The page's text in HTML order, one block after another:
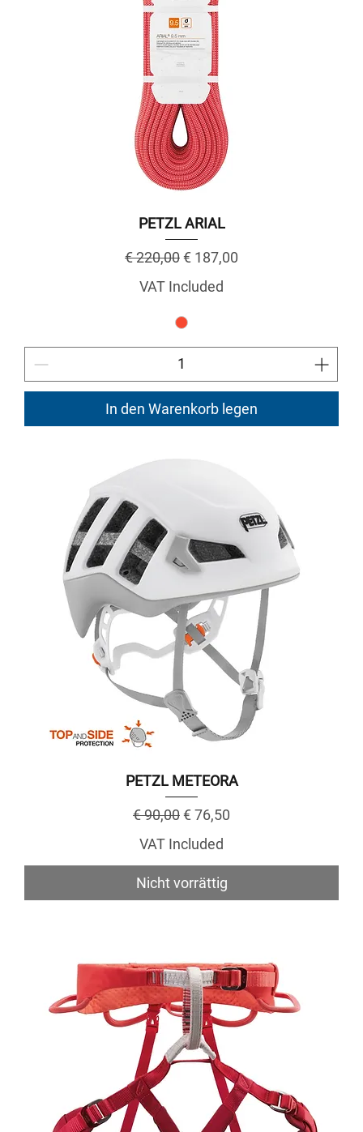
PETZL ARIAL
Regular Price
€ 220,00Sale Price
€ 187,00
VAT Included
In den Warenkorb legen
PETZL METEORA
Regular Price
€ 90,00Sale Price
€ 76,50
VAT Included
Nicht vorrättig